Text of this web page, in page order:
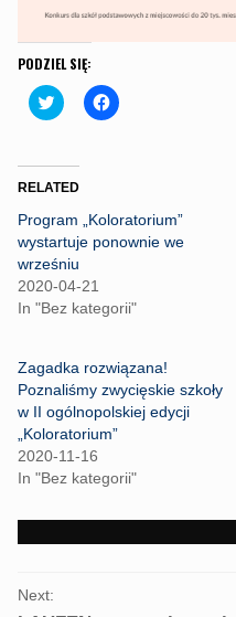
PODZIEL SIĘ:
C
l
t
o
h
a
r
e
o
n
w
t
e
r
(
O
p
e
n
s
i
n
w
C
l
h
a
r
a
b
o
o
k
(
O
p
n
s
n
e
RELATED
Program „Koloratorium”
wystartuje ponownie we
wrześniu
2020-04-21
In "Bez kategorii"
Zagadka rozwiązana!
Poznaliśmy zwycięskie szkoły
w II ogólnopolskiej edycji
„Koloratorium”
2020-11-16
In "Bez kategorii"
PORTFOLIO
Next: